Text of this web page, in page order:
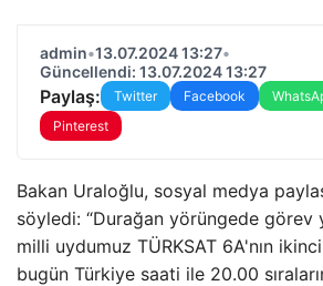
admin•13.07.2024 13:27•
Güncellendi: 13.07.2024 13:27
Paylaş: Twitter Facebook
Pinterest
Bakan Uraloğlu, sosyal medya
söyledi: “Durağan yörüngede görev
milli uydumuz TÜRKSAT 6A'nın
bugün Türkiye saati ile 20.00